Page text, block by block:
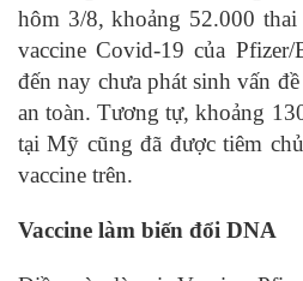
hôm 3/8, khoảng 52.000
vaccine Covid-19 của
đến nay chưa phát sinh vấn
an toàn. Tương tự, khoảng
tại Mỹ cũng đã được tiêm
vaccine trên.
Vaccine làm biến đổi DNA